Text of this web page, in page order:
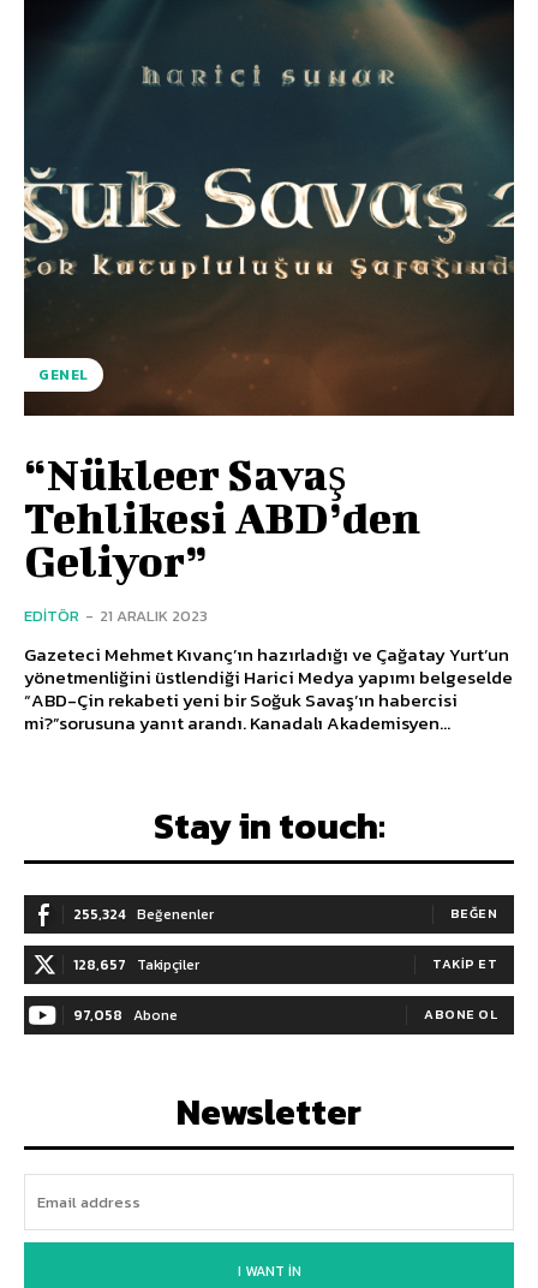
GENEL
“Nükleer Savaş
Tehlikesi ABD’den
Geliyor”
EDITÖR - 21 ARALIK 2023
Gazeteci Mehmet Kıvanç’ın hazırladığı ve Çağatay Yurt’un
yönetmenliğini üstlendiği Harici Medya yapımı belgeselde
“ABD-Çin rekabeti yeni bir Soğuk Savaş’ın habercisi
mi?”sorusuna yanıt arandı. Kanadalı Akademisyen...
Stay in touch:
255,324 Beğenenler BEĞEN
128,657 Takipçiler TAKIP ET
97,058 Abone ABONE OL
Newsletter
I WANT IN